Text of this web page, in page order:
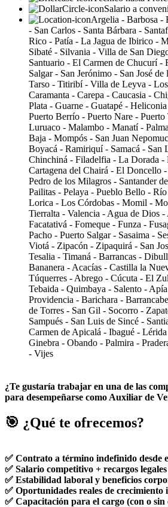
Salario a
Argelia - Barbosa -
- San Carlos - Santa Bárbara -
Rico - Patía - La Jagua de Ibirico -
Sibaté - Silvania - Villa de San
Santuario - El Carmen de Chucurí -
Salgar - San Jerónimo - San José
Tarso - Titiribí - Villa de Leyva -
Caramanta - Carepa - Caucasia -
Plata - Guarne - Guatapé -
Puerto Berrío - Puerto Nare -
Luruaco - Malambo - Manatí -
Baja - Mompós - San Juan
Boyacá - Ramiriquí - Samacá - San
Chinchiná - Filadelfia - La Dorada -
Cartagena del Chairá - El Doncello
Pedro de los Milagros - Santander
Pailitas - Pelaya - Pueblo Bello -
Lorica - Los Córdobas - Momil -
Tierralta - Valencia - Agua de Dios
Facatativá - Fomeque - Funza -
Pacho - Puerto Salgar - Sasaima -
Viotá - Zipacón - Zipaquirá - San
Tesalia - Timaná - Barrancas -
Bananera - Acacías - Castilla la
Túquerres - Abrego - Cúcuta - El
Tebaida - Quimbaya - Salento -
Providencia - Barichara -
de Torres - San Gil - Socorro -
Sampués - San Luis de Sincé -
Carmen de Apicalá - Ibagué -
Ginebra - Obando - Palmira -
- Vijes
¿Te gustaría trabajar en una de las
para desempeñarse como Auxiliar de
🎯 ¿Qué te ofrecemos?
✅ Contrato a término indefinido desde
✅ Salario competitivo + recargos
✅ Estabilidad laboral y beneficios
✅ Oportunidades reales de crecimiento
✅ Capacitación para el cargo (con o sin